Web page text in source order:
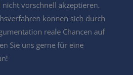
vorschnell akzeptieren.
können sich durch
reale Chancen auf
Sie uns gerne für eine